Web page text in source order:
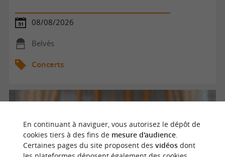
08/08/2026
Belvès
Concerts
En continuant à naviguer, vous autorisez le dépôt de
cookies tiers à des fins de mesure d'audience.
Certaines pages du site proposent des vidéosdont